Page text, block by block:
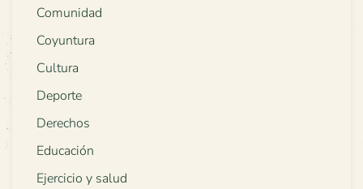
Comunidad
Coyuntura
Cultura
Deporte
Derechos
Educación
Ejercicio y salud